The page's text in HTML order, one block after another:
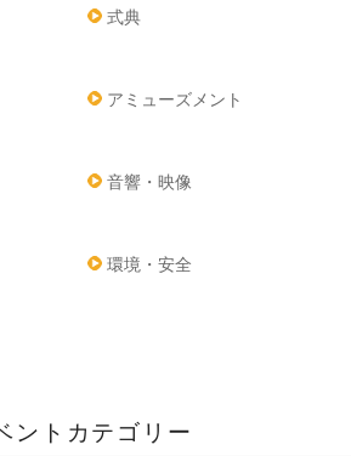
式典
アミューズメント
音響・映像
環境・安全
ントカテゴリー